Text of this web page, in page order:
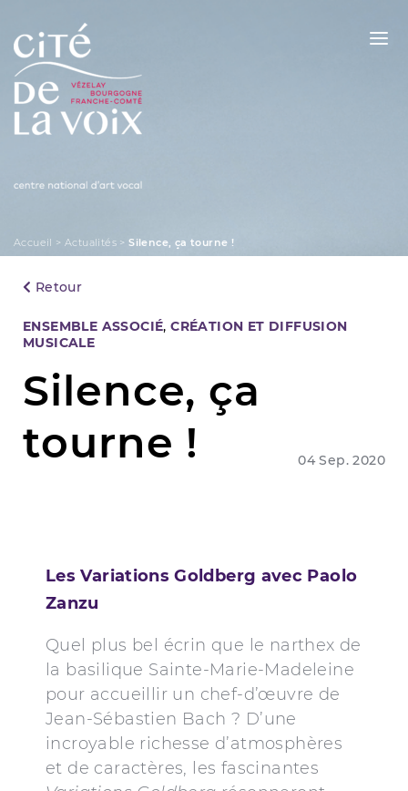
Skip
content
Accueil >Actualités >Silence, ça tourne !
Retour
Categories
ENSEMBLE ASSOCIÉ,CRÉATION ET DIFFUSION
MUSICALE
Silence, ça
tourne !
04 Sep. 2020
Les Variations Goldberg avec Paolo
Zanzu
Quel plus bel écrin que le narthex de
la basilique Sainte-Marie-Madeleine
pour accueillir un chef-d’œuvre de
Jean-Sébastien Bach ? D’une
incroyable richesse d’atmosphères
et de caractères, les fascinantes